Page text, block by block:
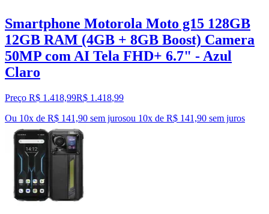
Smartphone Motorola Moto g15 128GB
12GB RAM (4GB + 8GB Boost) Camera
50MP com AI Tela FHD+ 6.7" - Azul
Claro
Preço R$ 1.418,99R$ 1.418,99
Ou 10x de R$ 141,90 sem jurosou 10x de R$ 141,90 sem juros